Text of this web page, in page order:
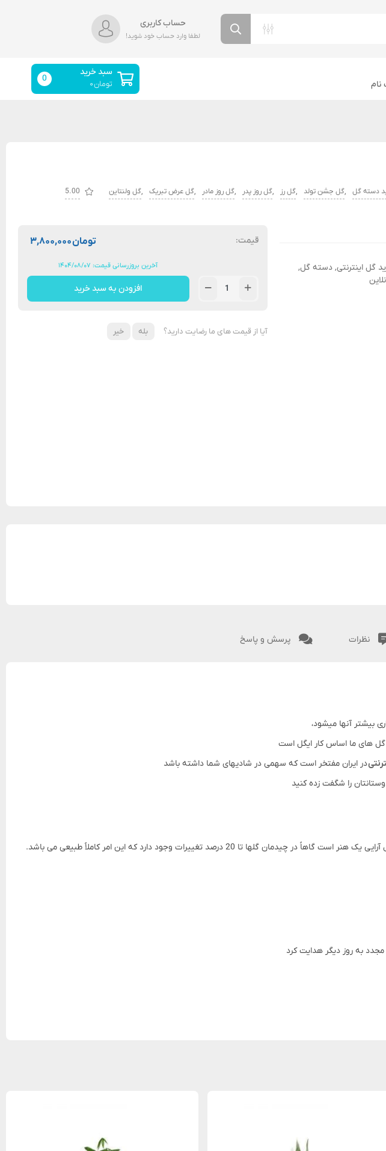
حساب کاربری
لطفا وارد حساب خود شوید!
نام
سبد خرید
۰تومان 0
دسته گل ,گل جشن تولد ,گل رز ,گل روز پدر ,گل روز مادر ,گل عرض تبریک ,گل ولنتاین 5.00
گل اینترنتی, دسته گل,
قیمت: ۳,۸۰۰,۰۰۰تومان
آخرین بروزرسانی قیمت: ۱۴۰۴/۰۸/۰۷
افزودن به سبد خرید
آیا از قیمت های ما رضایت دارید؟ بله خیر
نظرات پرسش و پاسخ
بیشتر آنها میشود،
گل های ما اساس کار ایگل است
در ایران مفتخر است که سهمی در شادیهای شما داشته باشد
را شگفت زده کنید
تغییرات وجود دارد که این امر کاملاً طبیعی می باشد.
به روز دیگر هدایت کرد